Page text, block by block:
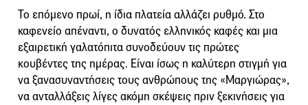
Το επόμενο πρωί, η ίδια πλατεία αλλάζει ρυθμό. Στο
καφενείο απέναντι, ο δυνατός ελληνικός καφές και μια
εξαιρετική γαλατόπιτα συνοδεύουν τις πρώτες
κουβέντες της ημέρας. Είναι ίσως η καλύτερη στιγμή για
να ξανασυναντήσεις τους ανθρώπους της «Μαργιώρας»,
να ανταλλάξεις λίγες ακόμη σκέψεις πριν ξεκινήσεις για